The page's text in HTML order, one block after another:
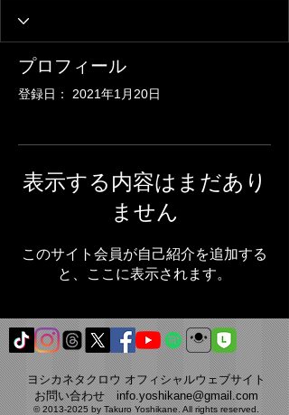
プロフィール
登録日： 2021年1月20日
表示する内容はまだあり
ません
このサイト会員が自己紹介を追加する
と、ここに表示されます。
ヨシカネタクロウ オフィシャルウェブサイト​
​お問い合わせinfo.yoshikane@gmail.com
©2013-2025 by Takuro Yoshikane. All rights reserved.